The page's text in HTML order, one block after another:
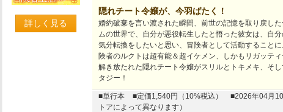
詳しく見る
隠れチート令嬢が、今羽ばたく！
婚約破棄を言い渡された瞬間、前世の記憶を取り戻し
ムの世界で、自分が悪役転生したと悟った彼女は、自
気分転換をしたいと思い、冒険者として活動すること
険者のルクトは超有能＆超イケメン、しかもリガッ
解き放たれた隠れチート令嬢がスリルとトキメキ、そ
タジー！
■単行本 ■定価1,540円（10%税込）
■2026年04月
トアによって異なります）